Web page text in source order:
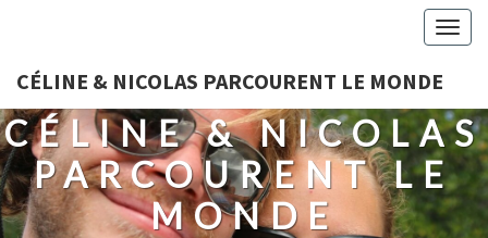
CÉLINE & NICOLAS PARCOURENT LE MONDE
CÉLINE & NICOLAS
PARCOURENT LE
MONDE